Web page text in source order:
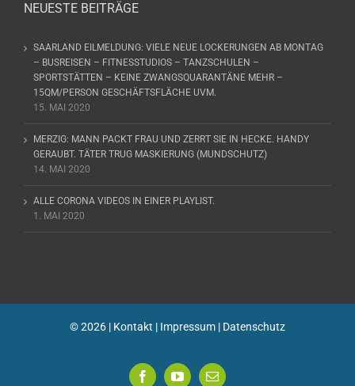
NEUESTE BEITRÄGE
SAARLAND EILMELDUNG: VIELE NEUE LOCKERUNGEN AB MONTAG
– BUSREISEN – FITNESSTUDIOS – TANZSCHULEN –
SPORTSTÄTTEN – KEINE ZWANGSQUARANTÄNE MEHR –
15QM/PERSON GESCHÄFTSFLÄCHE UVM.
15. MAI 2020
MERZIG: MANN PACKT FRAU UND ZERRT SIE IN HECKE. HANDY
GERAUBT. TÄTER TRUG MASKIERUNG (MUNDSCHUTZ)
14. MAI 2020
ALLE CORONA VIDEOS IN EINER PLAYLIST.
1. MAI 2020
©2026 | Kontakt | Impressum | Datenschutz
FacebookYouTube
E-